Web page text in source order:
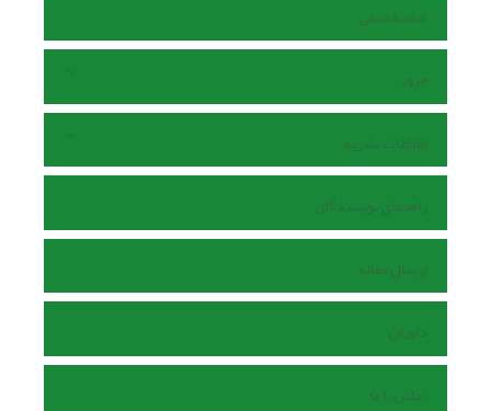
صفحه اصلی
مرور
اطلاعات نشریه
راهنمای نویسندگان
ارسال مقاله
داوران
تماس با ما